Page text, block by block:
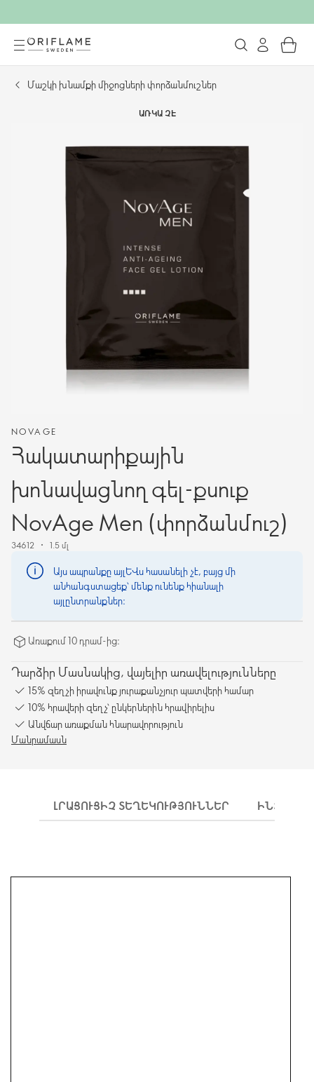
Մաշկի խնամքի միջոցների փորձանմուշներ
ԱՌԿԱ ՉԷ
NOVAGE
Հակատարիքային
խոնավացնող գել-քսուք
NovAge Men (փորձանմուշ)
34612 1.5 մլ
Այս ապրանքը այլևս հասանելի չէ, բայց մի
անհանգստացեք՝ մենք ունենք հիանալի
այլընտրանքներ։
Առաքում 10 դրամ-ից։
Դարձիր Մասնակից, վայելիր առավելությունները
15% զեղչի իրավունք յուրաքանչյուր պատվերի համար
10% հրավերի զեղչ՝ ընկերներին հրավիրելիս
Անվճար առաքման հնարավորություն
Մանրամասն
ԼՐԱՑՈՒՑԻՉ ՏԵՂԵԿՈՒԹՅՈՒՆՆԵՐ ԻՆՉՊԵՍ